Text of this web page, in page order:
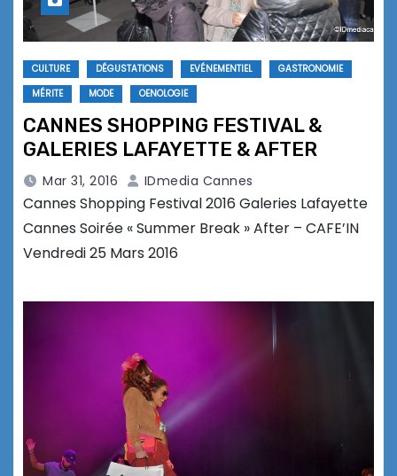
CULTURE DÉGUSTATIONS EVÉNEMENTIEL
GASTRONOMIE
MÉRITE
MODE OENOLOGIE
CANNES SHOPPING FESTIVAL &
GALERIES LAFAYETTE & AFTER
Mar 31, 2016 IDmedia Cannes
Cannes Shopping Festival 2016 Galeries Lafayette
Cannes Soirée « Summer Break » After – CAFE’IN
Vendredi 25 Mars 2016